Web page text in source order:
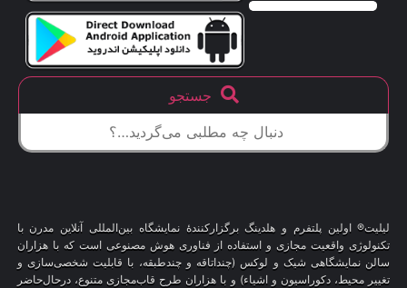
جستجو
لیلیت® اولین پلتفرم و هلدینگ برگزارکنندهٔ نمایشگاه بین‌المللی آنلاین مدرن با
تکنولوژی واقعیت مجازی و استفاده از فناوری هوش مصنوعی است که با هزاران
سالن نمایشگاهی شیک و لوکس (چنداتاقه و چندطبقه، با قابلیت شخصی‌سازی و
تغییر محیط، دکوراسیون و اشیاء) و با هزاران طرح قاب‌مجازی متنوع، درحال‌حاضر